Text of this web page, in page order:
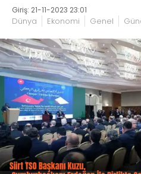
Giriş: 21-11-2023 23:01
Dünya Ekonomi Genel